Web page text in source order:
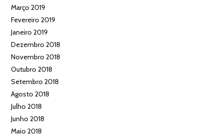
Março 2019
Fevereiro 2019
Janeiro 2019
Dezembro 2018
Novembro 2018
Outubro 2018
Setembro 2018
Agosto 2018
Julho 2018
Junho 2018
Maio 2018